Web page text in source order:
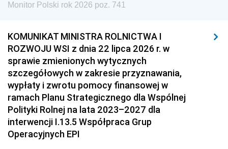
Monitor Polski rok 2026 poz. 741
KOMUNIKAT MINISTRA ROLNICTWA I
ROZWOJU WSI z dnia 22 lipca 2026 r. w
sprawie zmienionych wytycznych
szczegółowych w zakresie przyznawania,
wypłaty i zwrotu pomocy finansowej w
ramach Planu Strategicznego dla Wspólnej
Polityki Rolnej na lata 2023–2027 dla
interwencji I.13.5 Współpraca Grup
Operacyjnych EPI